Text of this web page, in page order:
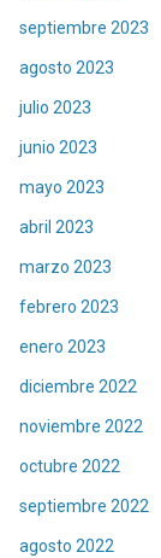
septiembre 2023
agosto 2023
julio 2023
junio 2023
mayo 2023
abril 2023
marzo 2023
febrero 2023
enero 2023
diciembre 2022
noviembre 2022
octubre 2022
septiembre 2022
agosto 2022